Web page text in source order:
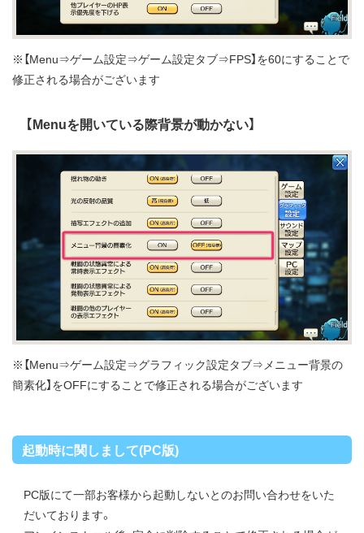
※【Menu⇒ゲーム設定⇒ゲーム設定タブ⇒FPS】を60にすることで
修正される場合がございます
【Menuを開いている際背景が動かない】
※【Menu⇒ゲーム設定⇒グラフィック設定タブ⇒メニュー背景の
簡素化】をOFFにすることで修正される場合がございます
起動時に関しまして(PC版)
PC版にて一部お客様から起動しないとのお問い合わせをいた
だいております。